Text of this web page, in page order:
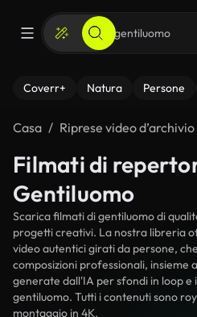
Coverr+ Natura Persone
Casa Riprese video d’archivio
Filmati di
Gentiluomo
Scarica filmati di gentiluomo di
progetti creativi. La nostra libreria
video autentici girati da persone,
composizioni professionali, insieme
generate dall'IA per sfondi in loop e
gentiluomo. Tutti i contenuti sono
montaggio in 4K.